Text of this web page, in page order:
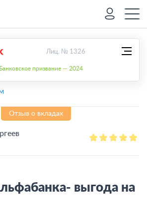
Лиц. № 1326
призвание — 2024
Отзыв о вкладах
выгода на